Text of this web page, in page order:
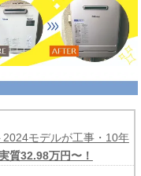
2024モデルが工事・10年
質32.98万円〜！